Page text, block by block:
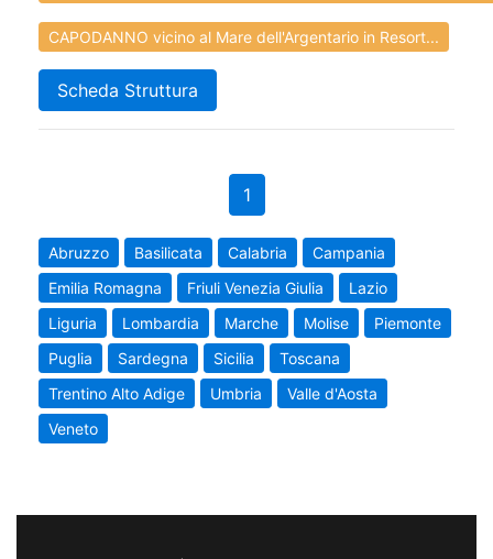
CAPODANNO vicino al Mare dell'Argentario in Resort...
Scheda Struttura
1
Abruzzo Basilicata Calabria
Campania
Emilia Romagna
Friuli Venezia Giulia
Lazio
Liguria
Lombardia Marche Molise
Piemonte
Puglia
Sardegna Sicilia
Toscana
Trentino Alto Adige
Umbria
Valle d'Aosta
Veneto